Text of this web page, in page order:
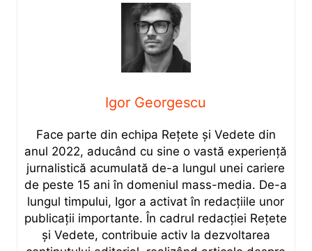
Igor Georgescu
Face parte din echipa Rețete și Vedete din
anul 2022, aducând cu sine o vastă experiență
jurnalistică acumulată de-a lungul unei cariere
de peste 15 ani în domeniul mass-media. De-a
lungul timpului, Igor a activat în redacțiile unor
publicații importante. În cadrul redacției Rețete
și Vedete, contribuie activ la dezvoltarea